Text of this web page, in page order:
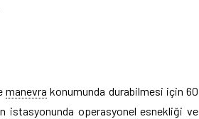
manevra konumunda durabilmesi için 60
istasyonunda operasyonel esnekliği ve